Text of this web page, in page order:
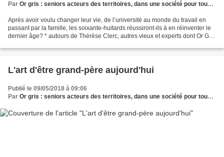
Par Or gris : seniors acteurs des territoires, dans une société pour tous les âges
Après avoir voulu changer leur vie, de l’université au monde du travail en
passant par la famille, les soixante-huitards réussiront-ils à en réinventer le
dernier âge? * autours de Thérèse Clerc, autres vieux et experts dont Or Gris
L'art d'être grand-père aujourd'hui
Publié le 09/05/2018 à 09:06
Par Or gris : seniors acteurs des territoires, dans une société pour tous les âges